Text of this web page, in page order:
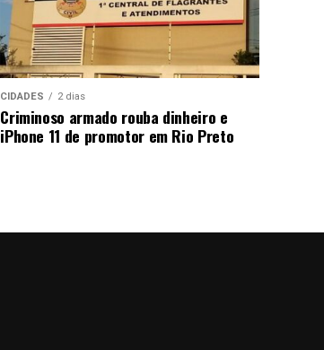
CIDADES 2 dias
Criminoso armado rouba dinheiro e
iPhone 11 de promotor em Rio Preto